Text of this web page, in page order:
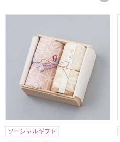
ソーシャルギフト